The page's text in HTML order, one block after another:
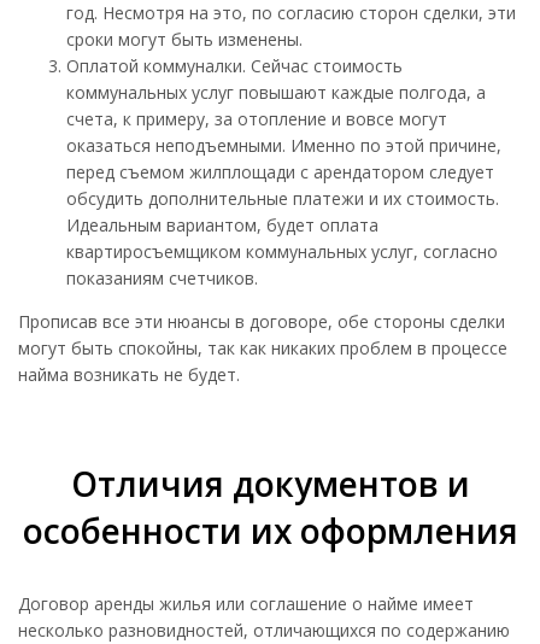
год. Несмотря на это, по согласию сторон сделки, эти
сроки могут быть изменены.
Оплатой коммуналки. Сейчас стоимость
коммунальных услуг повышают каждые полгода, а
счета, к примеру, за отопление и вовсе могут
оказаться неподъемными. Именно по этой причине,
перед съемом жилплощади с арендатором следует
обсудить дополнительные платежи и их стоимость.
Идеальным вариантом, будет оплата
квартиросъемщиком коммунальных услуг, согласно
показаниям счетчиков.
Прописав все эти нюансы в договоре, обе стороны сделки
могут быть спокойны, так как никаких проблем в процессе
найма возникать не будет.
Отличия документов и
особенности их оформления
Договор аренды жилья или соглашение о найме имеет
несколько разновидностей, отличающихся по содержанию